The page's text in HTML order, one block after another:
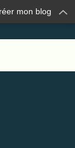
mon blog